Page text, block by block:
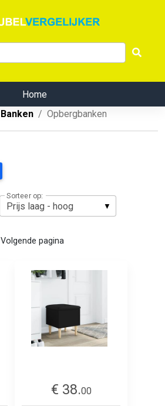
Home
Banken Opbergbanken
Sorteer op:
Volgende pagina
€ 38.00